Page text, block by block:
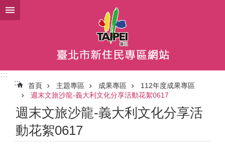
跳到主要內容區塊
:::
:::
首頁 主題專區 成果專區
112年度成果專區
週末文旅沙龍-義大利文化分享活動花絮0617
週末文旅沙龍-義大利文化分享活
動花絮0617